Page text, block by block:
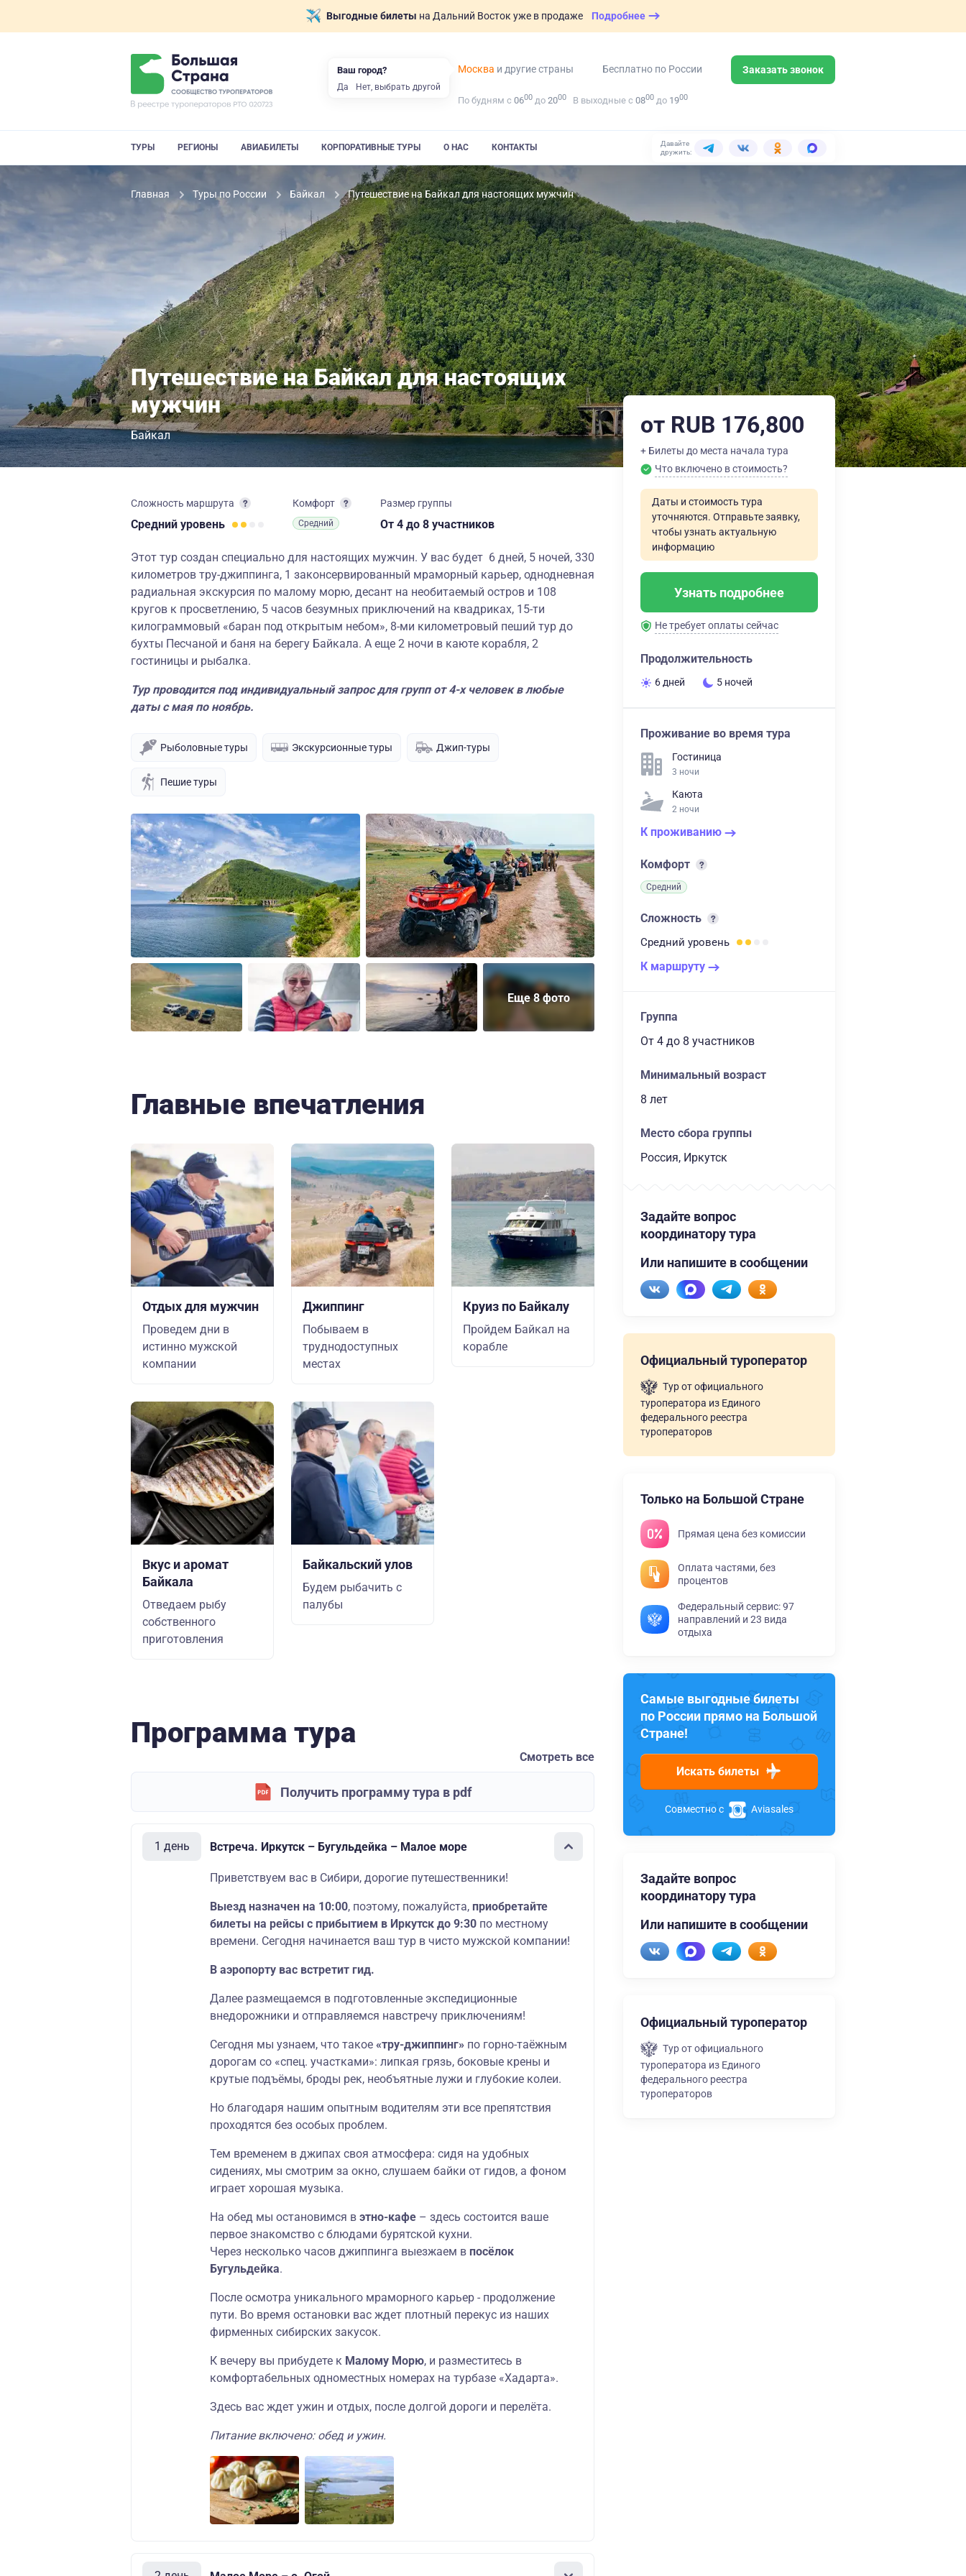
Выгодные билеты на Дальний Восток уже в продаже Подробнее
Москва и другие страны Бесплатно по России Заказать звонок
По будням с 0600 до 2000 В выходные с 0800 до 1900
ТУРЫ РЕГИОНЫ АВИАБИЛЕТЫ КОРПОРАТИВНЫЕ ТУРЫ О НАС КОНТАКТЫ
Давайте
дружить:
Главная Туры по России Байкал Путешествие на Байкал для настоящих мужчин
Путешествие на Байкал для настоящих
мужчин
Байкал
Сложность маршрута
Средний уровень
Комфорт
Средний
Размер группы
От 4 до 8 участников
Этот тур создан специально для настоящих мужчин. У вас будет 6 дней, 5 ночей, 330
километров тру-джиппинга, 1 законсервированный мраморный карьер, однодневная
радиальная экскурсия по малому морю, десант на необитаемый остров и 108
кругов к просветлению, 5 часов безумных приключений на квадриках, 15-ти
килограммовый «баран под открытым небом», 8-ми километровый пеший тур до
бухты Песчаной и баня на берегу Байкала. А еще 2 ночи в каюте корабля, 2
гостиницы и рыбалка.
Тур проводится под индивидуальный запрос для групп от 4-х человек в любые
даты с мая по ноябрь.
Рыболовные туры Экскурсионные туры Джип-туры
Пешие туры
Еще 8 фото
Главные впечатления
Отдых для мужчин
Проведем дни в
истинно мужской
компании
Вкус и аромат
Байкала
Отведаем рыбу
собственного
приготовления
Джиппинг
Побываем в
труднодоступных
местах
Байкальский улов
Будем рыбачить с
палубы
Круиз по Байкалу
Пройдем Байкал на
корабле
Программа тура
Смотреть все
Получить программу тура в pdf
1 день Встреча. Иркутск – Бугульдейка – Малое море
Приветствуем вас в Сибири, дорогие путешественники!
Выезд назначен на 10:00, поэтому, пожалуйста, приобретайте
билеты на рейсы с прибытием в Иркутск до 9:30 по местному
времени. Сегодня начинается ваш тур в чисто мужской компании!
В аэропорту вас встретит гид.
Далее размещаемся в подготовленные экспедиционные
внедорожники и отправляемся навстречу приключениям!
Сегодня мы узнаем, что такое «тру-джиппинг» по горно-таёжным
дорогам со «спец. участками»: липкая грязь, боковые крены и
крутые подъёмы, броды рек, необъятные лужи и глубокие колеи.
Но благодаря нашим опытным водителям эти все препятствия
проходятся без особых проблем.
Тем временем в джипах своя атмосфера: сидя на удобных
сидениях, мы смотрим за окно, слушаем байки от гидов, а фоном
играет хорошая музыка.
На обед мы остановимся в этно-кафе – здесь состоится ваше
первое знакомство с блюдами бурятской кухни.
Через несколько часов джиппинга выезжаем в посёлок
Бугульдейка.
После осмотра уникального мраморного карьер - продолжение
пути. Во время остановки вас ждет плотный перекус из наших
фирменных сибирских закусок.
К вечеру вы прибудете к Малому Морю, и разместитесь в
комфортабельных одноместных номерах на турбазе «Хадарта».
Здесь вас ждет ужин и отдых, после долгой дороги и перелёта.
Питание включено: обед и ужин.
от RUB 176,800
+ Билеты до места начала тура
Что включено в стоимость?
Даты и стоимость тура
уточняются. Отправьте заявку,
чтобы узнать актуальную
информацию
Узнать подробнее
Не требует оплаты сейчас
Продолжительность
6 дней 5 ночей
Проживание во время тура
Гостиница
3 ночи
Каюта
2 ночи
К проживанию
Комфорт
Средний
Сложность
Средний уровень
К маршруту
Группа
От 4 до 8 участников
Минимальный возраст
8 лет
Место сбора группы
Россия, Иркутск
Задайте вопрос
координатору тура
Или напишите в сообщении
Официальный туроператор
Тур от официального
туроператора из Единого
федерального реестра
туроператоров
Только на Большой Стране
Прямая цена без комиссии
Оплата частями, без
процентов
Федеральный сервис: 97
направлений и 23 вида
отдыха
Самые выгодные билеты
по России прямо на Большой
Стране!
Искать билеты
Совместно с Aviasales
Задайте вопрос
координатору тура
Или напишите в сообщении
Официальный туроператор
Тур от официального
туроператора из Единого
федерального реестра
туроператоров
Ваш город?
Да Нет, выбрать другой